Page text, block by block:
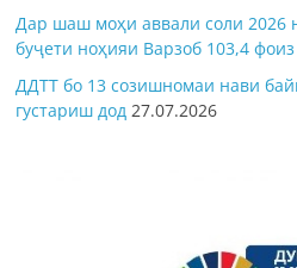
Дар шаш моҳи аввали соли 2026
буҷети ноҳияи Варзоб 103,4
ДДТТ бо 13 созишномаи нави
густариш дод 27.07.2026